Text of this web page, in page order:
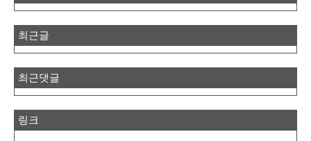
최근글
최근댓글
링크